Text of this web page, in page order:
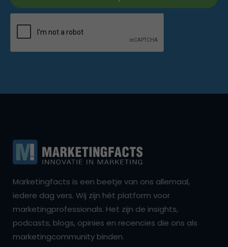
Marketingfacts is een beetje van ons allemaal,
iedere dag vers. Wij zijn hét platform voor
marketingprofessionals. Het zijn de insights,
podcasts, blogs, opinies en recencies die ons als
marketingcommunity binden.